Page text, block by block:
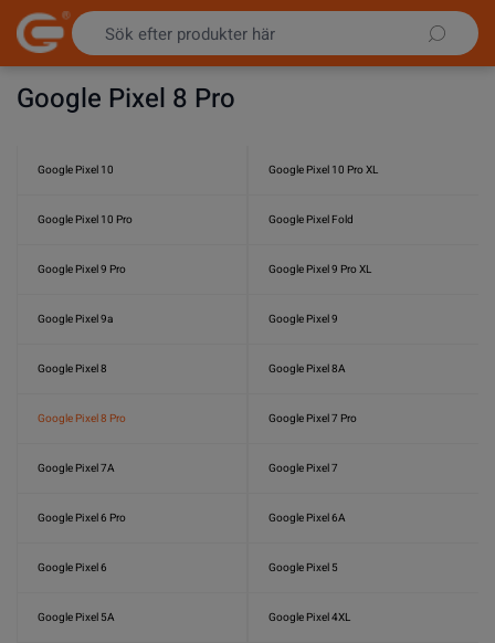
Hoppa till innehållet
Google Pixel 8 Pro
Google Pixel 10 Google Pixel 10 Pro XL
Google Pixel 10 Pro Google Pixel Fold
Google Pixel 9 Pro Google Pixel 9 Pro XL
Google Pixel 9a Google Pixel 9
Google Pixel 8 Google Pixel 8A
Google Pixel 8 Pro Google Pixel 7 Pro
Google Pixel 7A Google Pixel 7
Google Pixel 6 Pro Google Pixel 6A
Google Pixel 6 Google Pixel 5
Google Pixel 5A Google Pixel 4XL